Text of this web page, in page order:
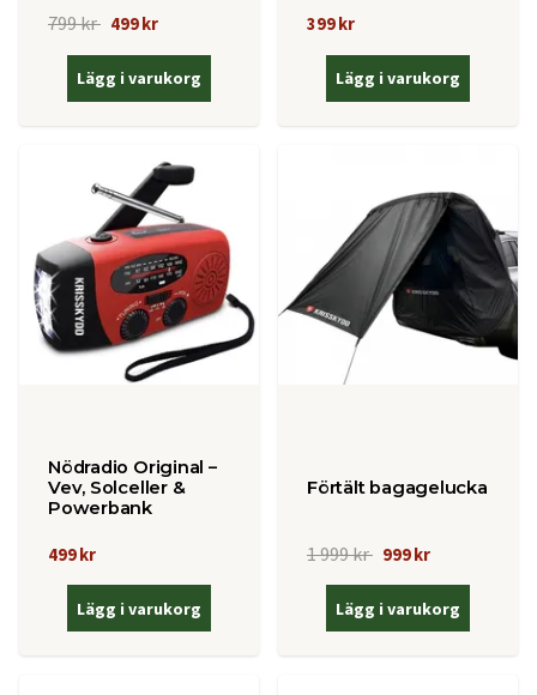
799 kr 499 kr
Lägg i varukorg
399 kr
Lägg i varukorg
Nödradio Original –
Vev, Solceller &
Powerbank
499 kr
Lägg i varukorg
Förtält bagagelucka
1 999 kr 999 kr
Lägg i varukorg